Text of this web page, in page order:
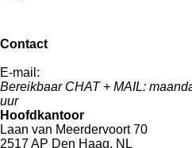
Contact
E-mail:
Bereikbaar CHAT + MAIL:
uur
Hoofdkantoor
Laan van Meerdervoort 70
2517 AP Den Haag, NL